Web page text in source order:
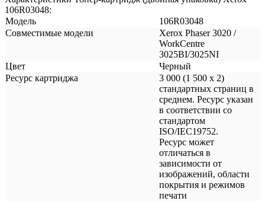
106R03048:
Модель
106R03048
Совместимые модели
Xerox Phaser 3020 /
WorkCentre
3025BI/3025NI
Цвет
Черный
Ресурс картриджа
3 000 (1 500 х 2)
стандартных страниц в
среднем. Ресурс указан
в соответствии со
стандартом
ISO/IEC19752.
Ресурс может
отличаться в
зависимости от
изображений, области
покрытия и режимов
печати